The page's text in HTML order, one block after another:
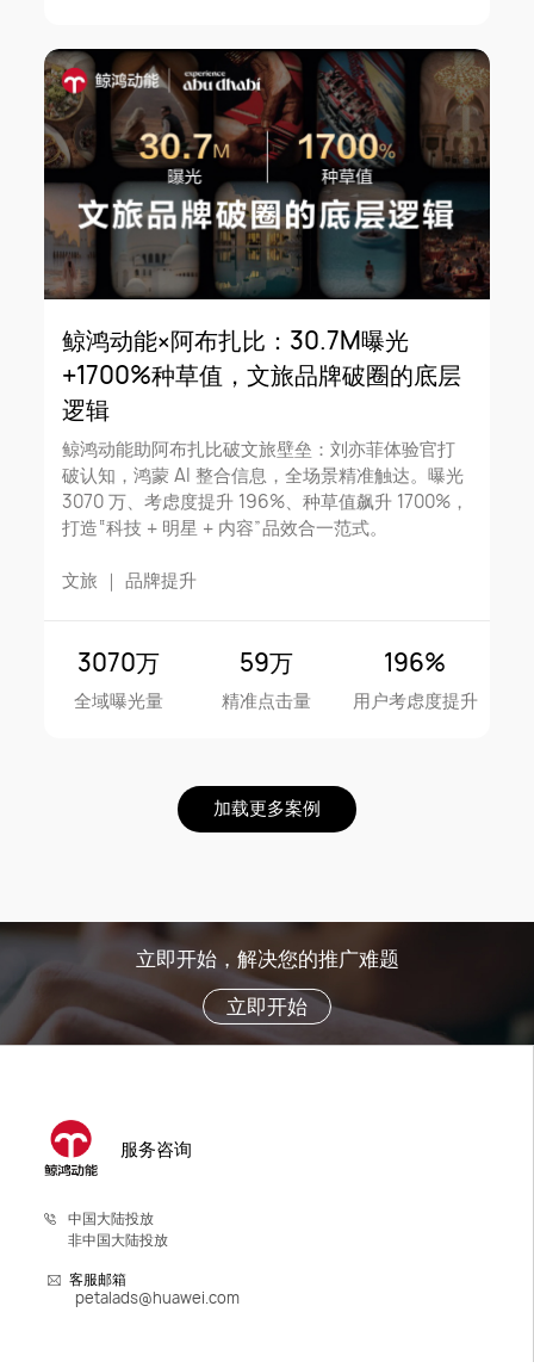
鲸鸿动能×阿布扎比：30.7M曝光
+1700%种草值，文旅品牌破圈的底层
逻辑
鲸鸿动能助阿布扎比破文旅壁垒：刘亦菲体验官打
破认知，鸿蒙 AI 整合信息，全场景精准触达。曝光
3070 万、考虑度提升 196%、种草值飙升 1700%，
打造“科技 + 明星 + 内容”品效合一范式。
文旅 ｜品牌提升
3070万
全域曝光量
59万
精准点击量
196%
用户考虑度提升
加载更多案例
立即开始，解决您的推广难题
立即开始
服务咨询
中国大陆投放
非中国大陆投放
客服邮箱
petalads@huawei.com